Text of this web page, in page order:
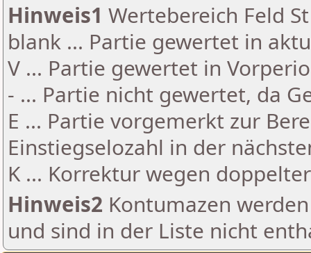
Hinweis1 Wertebereich Feld
blank ... Partie gewertet in
V ... Partie gewertet in
- ... Partie nicht gewertet, da
E ... Partie vorgemerkt zur
Einstiegselozahl in der
K ... Korrektur wegen
Hinweis2 Kontumazen
und sind in der Liste nicht